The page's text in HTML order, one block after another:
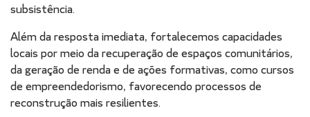
subsistência.
Além da resposta imediata, fortalecemos capacidades
locais por meio da recuperação de espaços comunitários,
da geração de renda e de ações formativas, como cursos
de empreendedorismo, favorecendo processos de
reconstrução mais resilientes.